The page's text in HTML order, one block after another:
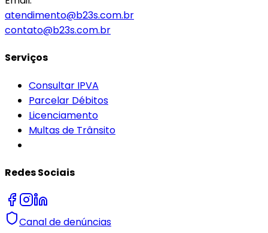
atendimento@b23s.com.br
contato@b23s.com.br
Serviços
Consultar IPVA
Parcelar Débitos
Licenciamento
Multas de Trânsito
Redes Sociais
Canal de denúncias